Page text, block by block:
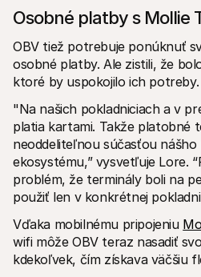
Osobné platby s Mollie
OBV tiež potrebuje ponúknuť
osobné platby. Ale zistili, že
ktoré by uspokojilo ich potreby.
"Na našich pokladniciach a v
platia kartami. Takže platobné
neoddeliteľnou súčasťou
ekosystému,” vysvetľuje Lore.
problém, že terminály boli na
použiť len v konkrétnej
Vďaka mobilnému pripojeniu
wifi môže OBV teraz nasadiť
kdekoľvek, čím získava väčšiu